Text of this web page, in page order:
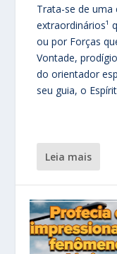
Trata-se de
extraordinários¹
ou por Forças
Vontade,
do orientador
seu guia, o
leia mais